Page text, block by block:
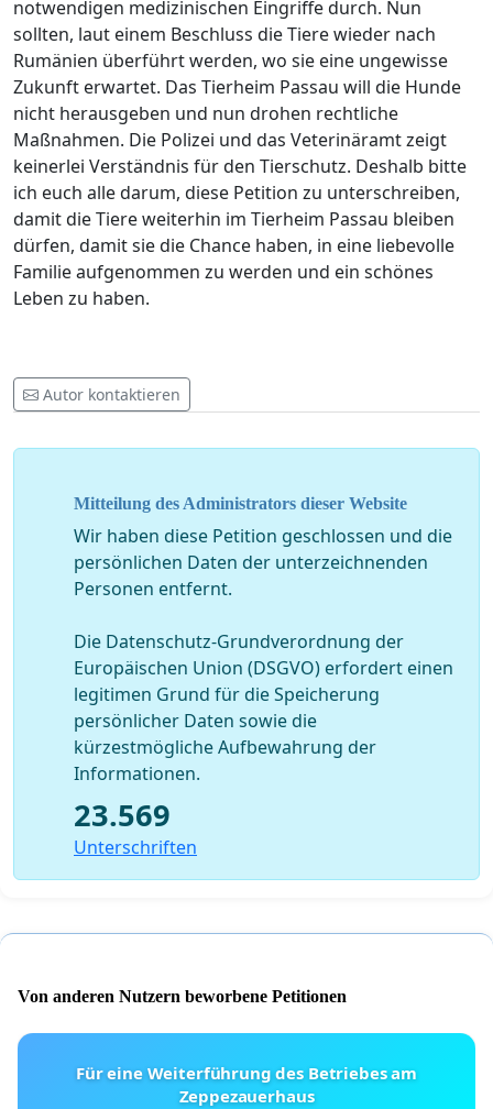
notwendigen medizinischen Eingriffe durch. Nun
sollten, laut einem Beschluss die Tiere wieder nach
Rumänien überführt werden, wo sie eine ungewisse
Zukunft erwartet. Das Tierheim Passau will die Hunde
nicht herausgeben und nun drohen rechtliche
Maßnahmen. Die Polizei und das Veterinäramt zeigt
keinerlei Verständnis für den Tierschutz. Deshalb bitte
ich euch alle darum, diese Petition zu unterschreiben,
damit die Tiere weiterhin im Tierheim Passau bleiben
dürfen, damit sie die Chance haben, in eine liebevolle
Familie aufgenommen zu werden und ein schönes
Leben zu haben.
Autor kontaktieren
Mitteilung des Administrators dieser Website
Wir haben diese Petition geschlossen und die
persönlichen Daten der unterzeichnenden
Personen entfernt.
Die Datenschutz-Grundverordnung der
Europäischen Union (DSGVO) erfordert einen
legitimen Grund für die Speicherung
persönlicher Daten sowie die
kürzestmögliche Aufbewahrung der
Informationen.
23.569
Unterschriften
Von anderen Nutzern beworbene Petitionen
Für eine Weiterführung des Betriebes am
Zeppezauerhaus